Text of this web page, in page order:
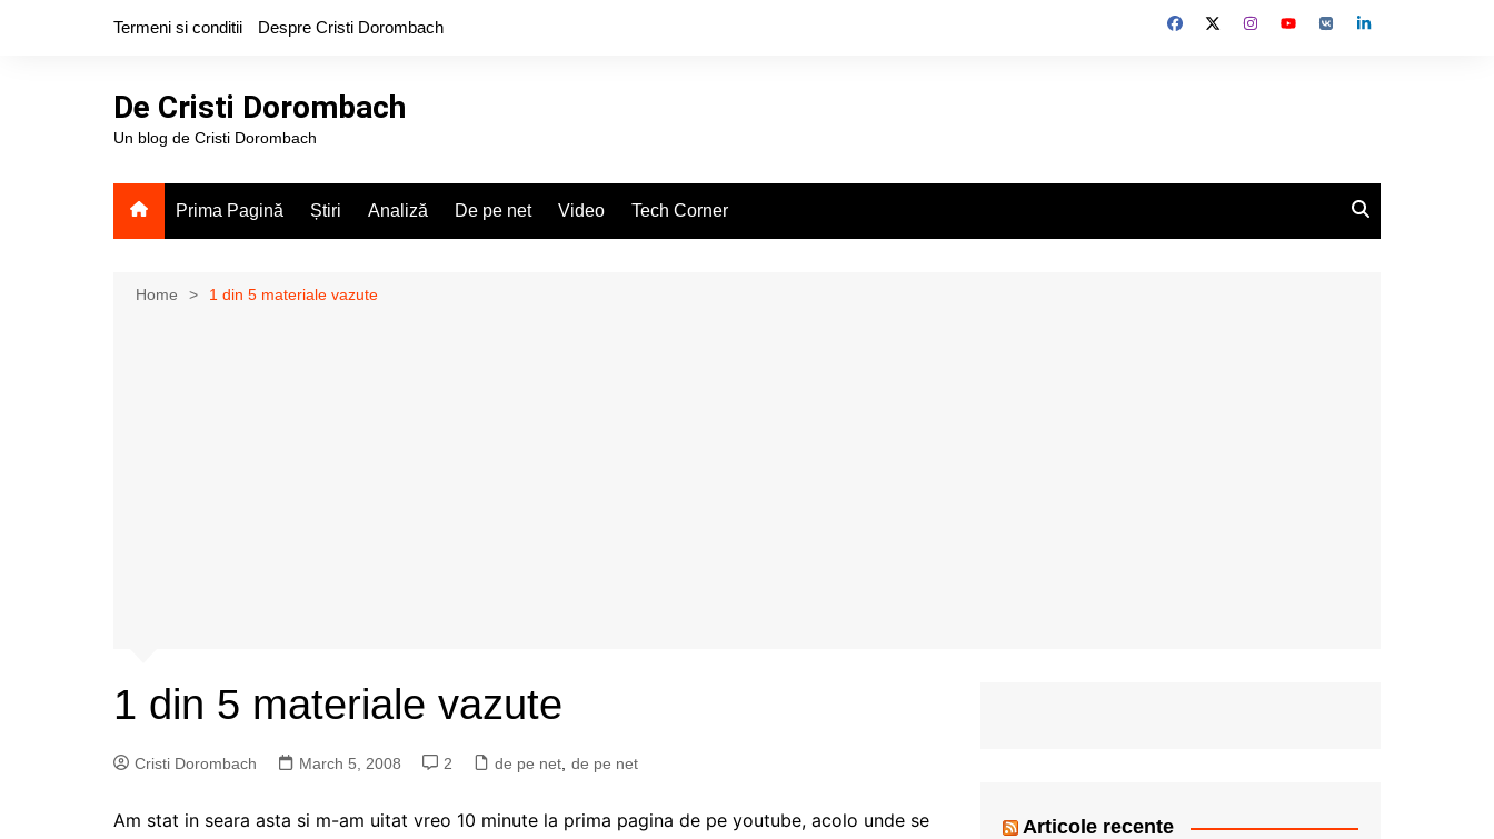
Termeni si conditii Despre Cristi Dorombach
De Cristi Dorombach
Un blog de Cristi Dorombach
Prima Pagină Știri Analiză De pe net Video Tech Corner
Home 1 din 5 materiale vazute
1 din 5 materiale vazute
Cristi Dorombach March 5, 2008 2 de pe net de pe net
Am stat in seara asta si m-am uitat vreo 10 minute la prima pagina de pe youtube, acolo unde se
Articole recente